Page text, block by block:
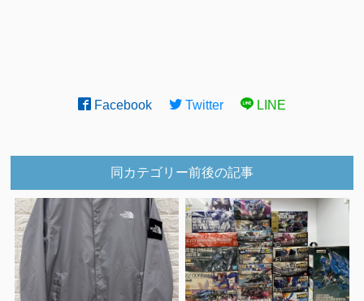
Facebook Twitter LINE
同カテゴリー前後の記事